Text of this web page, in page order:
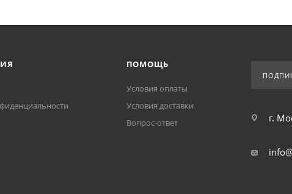
ПОМОЩЬ
Условия оплаты
Условия доставки
Вопрос-ответ
г.